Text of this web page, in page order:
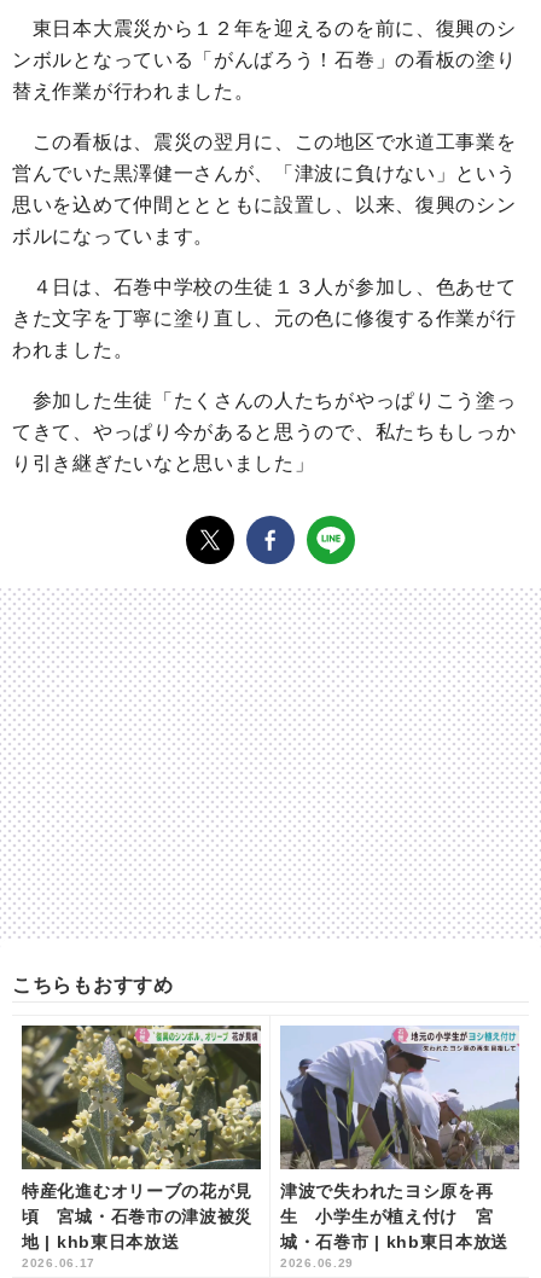
東日本大震災から１２年を迎えるのを前に、復興のシ
ンボルとなっている「がんばろう！石巻」の看板の塗り
替え作業が行われました。
この看板は、震災の翌月に、この地区で水道工事業を
営んでいた黒澤健一さんが、「津波に負けない」という
思いを込めて仲間ととともに設置し、以来、復興のシン
ボルになっています。
４日は、石巻中学校の生徒１３人が参加し、色あせて
きた文字を丁寧に塗り直し、元の色に修復する作業が行
われました。
参加した生徒「たくさんの人たちがやっぱりこう塗っ
てきて、やっぱり今があると思うので、私たちもしっか
り引き継ぎたいなと思いました」
こちらもおすすめ
特産化進むオリーブの花が見
頃 宮城・石巻市の津波被災
地 | khb東日本放送
2026.06.17
津波で失われたヨシ原を再
生 小学生が植え付け 宮
城・石巻市 | khb東日本放送
2026.06.29